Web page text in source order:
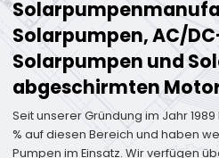
Solarpumpen, AC/
Solarpumpen und
abgeschirmten
Seit unserer Gründung im Jahr
% auf diesen Bereich und haben
Pumpen im Einsatz. Wir verfügen